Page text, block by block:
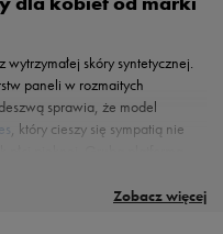
Zobacz więcej
skóry syntetycznej.
paneli w rozmaitych
sprawia, że model
, który cieszy się sympatią nie